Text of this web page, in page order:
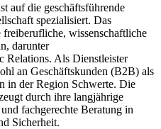
auf die geschäftsführende
spezialisiert. Das
wissenschaftliche
darunter
Relations. Als Dienstleister
an Geschäftskunden (B2B) als
in der Region Schwerte. Die
durch ihre langjährige
fachgerechte Beratung in
Sicherheit.